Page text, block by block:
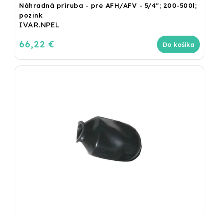
Náhradná príruba - pre AFH/AFV - 5/4"; 200-500l;
pozink
IVAR.NPEL
66,22 € Do košíka